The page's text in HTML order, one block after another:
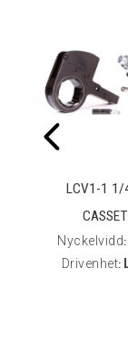
LCV1-1 1/
Nyckelvidd:
Drivenhet: